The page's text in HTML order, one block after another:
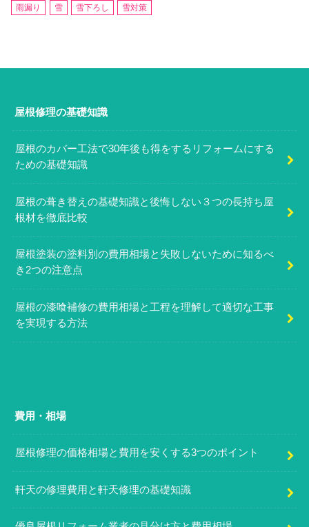
雨漏り
雪 雪下ろし 雪対策
屋根修理の基礎知識
屋根のカバー工法で30年後も得をするリフォームにする
ための基礎知識
屋根の葺き替えの基礎知識と後悔しない３つの長持ち屋
根材を徹底比較
屋根塗装の塗料別の費用相場と失敗しないために知るべ
き2つの注意点
屋根の漆喰補修の費用相場と工程を理解して適切な工事
を実現する方法
費用・相場
屋根修理の価格相場と費用を安くする3つのポイント
軒天の修理費用と軒天修理の基礎知識